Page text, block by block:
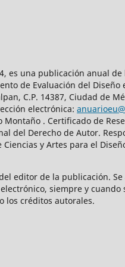
es una publicación anual
de Evaluación del Diseño
C.P. 14387, Ciudad de
electrónica:
. Certificado de
del Derecho de Autor.
y Artes para el
editor de la publicación. Se
siempre y cuando
los créditos autorales.